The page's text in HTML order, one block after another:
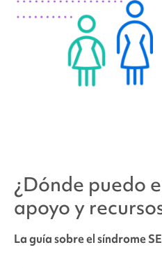
¿Dónde puedo
apoyo y
La guía sobre el síndrome